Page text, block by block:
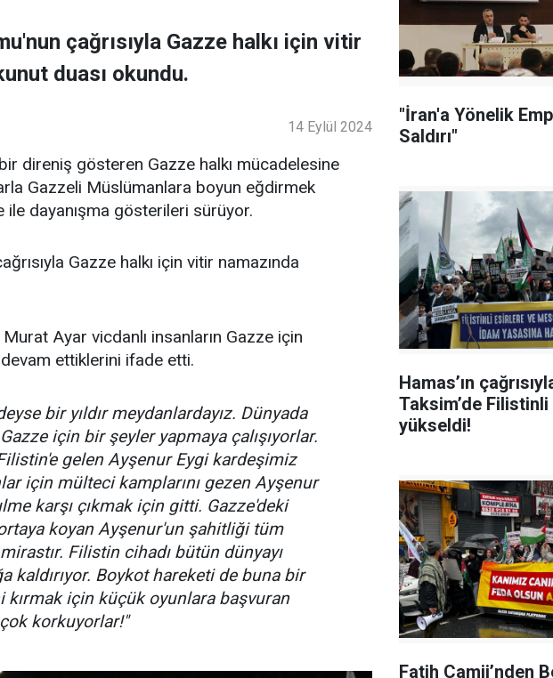
çağrısıyla Gazze halkı için vitir
duası okundu.
14 Eylül 2024
direniş gösteren Gazze halkı mücadelesine
Gazzeli Müslümanlara boyun eğdirmek
dayanışma gösterileri sürüyor.
Gazze halkı için vitir namazında
Ayar vicdanlı insanların Gazze için
ettiklerini ifade etti.
bir yıldır meydanlardayız. Dünyada
için bir şeyler yapmaya çalışıyorlar.
Filistin'e gelen Ayşenur Eygi kardeşimiz
için mülteci kamplarını gezen Ayşenur
karşı çıkmak için gitti. Gazze'deki
koyan Ayşenur'un şahitliği tüm
Filistin cihadı bütün dünyayı
kaldırıyor. Boykot hareketi de buna bir
için küçük oyunlara başvuran
korkuyorlar!"
"İran'a Yönelik
Saldırı"
Hamas’ın
Taksim’de
yükseldi!
Fatih Camii’nden